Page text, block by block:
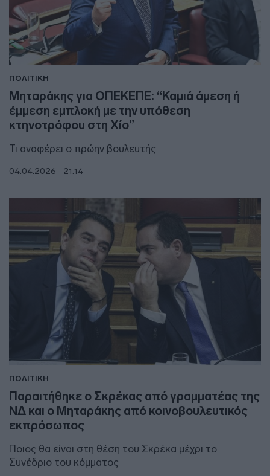
ΠΟΛΙΤΙΚΗ
Μηταράκης για ΟΠΕΚΕΠΕ: “Καμιά άμεση ή
έμμεση εμπλοκή με την υπόθεση
κτηνοτρόφου στη Χίο”
Τι αναφέρει ο πρώην βουλευτής
04.04.2026 - 21:14
ΠΟΛΙΤΙΚΗ
Παραιτήθηκε ο Σκρέκας από γραμματέας της
ΝΔ και ο Μηταράκης από κοινοβουλευτικός
εκπρόσωπος
Ποιος θα είναι στη θέση του Σκρέκα μέχρι το
Συνέδριο του κόμματος